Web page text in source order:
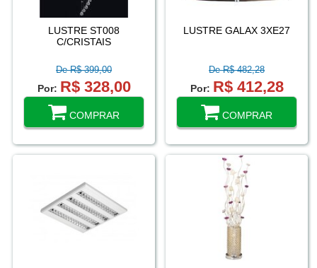
LUSTRE ST008
C/CRISTAIS
De R$ 399,00
Por: R$ 328,00
COMPRAR
LUSTRE GALAX 3XE27
De R$ 482,28
Por: R$ 412,28
COMPRAR